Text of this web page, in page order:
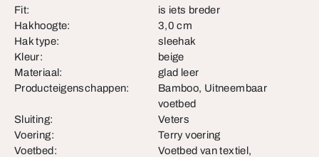
Fit:
is iets breder
Hakhoogte:
3,0 cm
Hak type:
sleehak
Kleur:
beige
Materiaal:
glad leer
Producteigenschappen:
Bamboo, Uitneembaar
voetbed
Sluiting:
Veters
Voering:
Terry voering
Voetbed:
Voetbed van textiel,